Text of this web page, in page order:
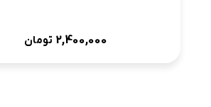
2,400,000 تومان